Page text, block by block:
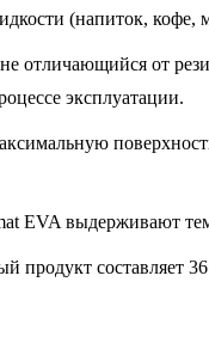
(напиток, кофе,
отличающийся от
эксплуатации.
EVA выдерживают
продукт составляет